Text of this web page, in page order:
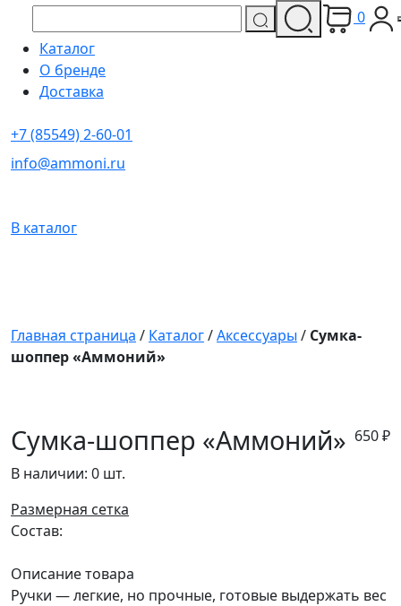
0
Каталог
О бренде
Доставка
+7 (85549) 2-60-01
info@ammoni.ru
В каталог
Главная страница / Каталог/Аксессуары / Сумка-
шоппер «Аммоний»
Сумка-шоппер «Аммоний» 650₽
В наличии: 0 шт.
Размерная сетка
Состав:
Описание товара
Ручки — легкие, но прочные, готовые выдержать вес